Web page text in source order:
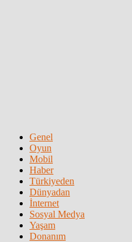
Genel
Oyun
Mobil
Haber
Türkiyeden
Dünyadan
İnternet
Sosyal Medya
Yaşam
Donanım